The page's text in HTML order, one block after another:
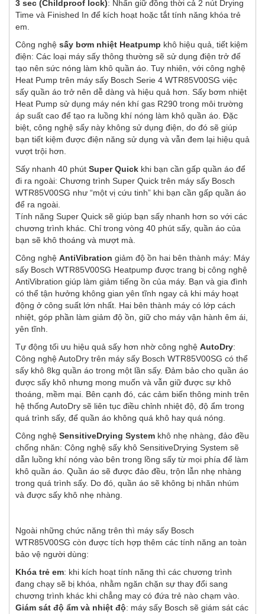
3 sec (Childproof lock): Nhấn giữ đồng thời cả 2 nút Drying
Time và Finished In để kích hoạt hoặc tắt tính năng khóa trẻ
em.
Công nghệ sấy bơm nhiệt Heatpump khô hiệu quả, tiết kiệm
điện: Các loại máy sấy thông thường sẽ sử dụng điện trở để
tạo nên sức nóng làm khô quần áo. Tuy nhiên, với công nghệ
Heat Pump trên máy sấy Bosch Serie 4 WTR85V00SG việc
sấy quần áo trở nên dễ dàng và hiệu quả hơn. Sấy bơm nhiệt
Heat Pump sử dụng máy nén khí gas R290 trong môi trường
áp suất cao để tạo ra luồng khí nóng làm khô quần áo. Đặc
biệt, công nghệ sấy này không sử dụng điện, do đó sẽ giúp
bạn tiết kiệm được điện năng sử dụng và vẫn đem lại hiệu quả
vượt trội hơn.
Sấy nhanh 40 phút Super Quick khi bạn cần gấp quần áo để
đi ra ngoài: Chương trình Super Quick trên máy sấy Bosch
WTR85V00SG như “một vị cứu tinh” khi bạn cần gấp quần áo
để ra ngoài.
Tính năng Super Quick sẽ giúp bạn sấy nhanh hơn so với các
chương trình khác. Chỉ trong vòng 40 phút sấy, quần áo của
bạn sẽ khô thoáng và mượt mà.
Công nghệ AntiVibration giảm độ ồn hai bên thành máy: Máy
sấy Bosch WTR85V00SG Heatpump được trang bị công nghệ
AntiVibration giúp làm giảm tiếng ồn của máy. Bạn và gia đình
có thể tận hưởng không gian yên tĩnh ngay cả khi máy hoạt
động ở công suất lớn nhất. Hai bên thành máy có lớp cách
nhiệt, góp phần làm giảm độ ồn, giữ cho máy vận hành êm ái,
yên tĩnh.
Tự động tối ưu hiệu quả sấy hơn nhờ công nghệ AutoDry:
Công nghệ AutoDry trên máy sấy Bosch WTR85V00SG có thể
sấy khô 8kg quần áo trong một lần sấy. Đảm bảo cho quần áo
được sấy khô nhưng mong muốn và vẫn giữ được sự khô
thoáng, mềm mại. Bên cạnh đó, các cảm biến thông minh trên
hệ thống AutoDry sẽ liên tục điều chỉnh nhiệt độ, độ ẩm trong
quá trình sấy, để quần áo không quá khô hay quá nóng.
Công nghệ SensitiveDrying System khô nhẹ nhàng, đảo đều
chống nhăn: Công nghệ sấy khô SensitiveDrying System sẽ
dẫn luồng khí nóng vào bên trong lồng sấy từ mọi phía để làm
khô quần áo. Quần áo sẽ được đảo đều, trộn lẫn nhẹ nhàng
trong quá trình sấy. Do đó, quần áo sẽ không bị nhăn nhúm
và được sấy khô nhẹ nhàng.
Ngoài những chức năng trên thì máy sấy Bosch
WTR85V00SG còn được tích hợp thêm các tính năng an toàn
bảo vệ người dùng:
Khóa trẻ em: khi kích hoạt tính năng thì các chương trình
đang chạy sẽ bị khóa, nhằm ngăn chặn sự thay đổi sang
chương trình khác khi chẳng may có đứa trẻ nào chạm vào.
Giám sát độ ẩm và nhiệt độ: máy sấy Bosch sẽ giám sát các